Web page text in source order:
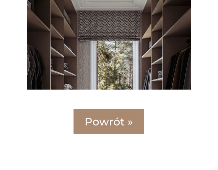
Powrót »